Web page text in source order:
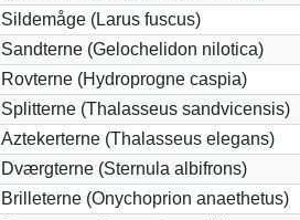
Sildemåge (Larus fuscus)
Sandterne (Gelochelidon nilotica)
Rovterne (Hydroprogne caspia)
Splitterne (Thalasseus sandvicensis)
Aztekerterne (Thalasseus elegans)
Dværgterne (Sternula albifrons)
Brilleterne (Onychoprion anaethetus)